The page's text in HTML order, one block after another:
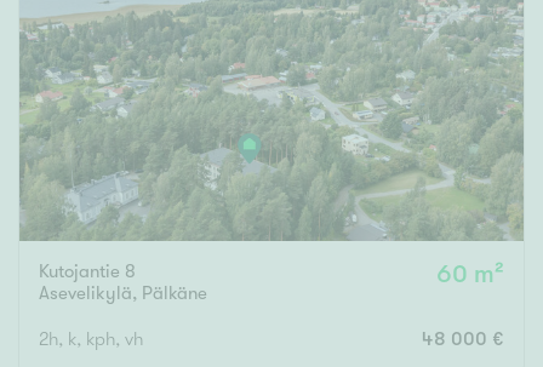
Kutojantie 8
Asevelikylä, Pälkäne
60 m²
2h, k, kph, vh 48 000 €